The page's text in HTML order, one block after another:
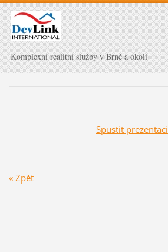
Komplexní realitní služby v Brně a okolí
Spustit prezentaci
« Zpět